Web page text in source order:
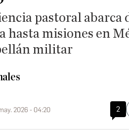
pastoral abarca
hasta misiones en
militar
2026 - 04:20 2